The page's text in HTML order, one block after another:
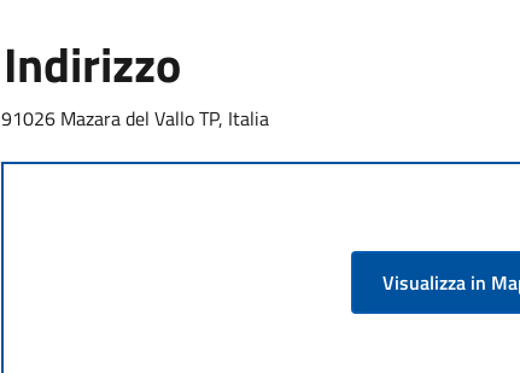
Indirizzo
91026 Mazara del Vallo TP, Italia
Visualizza in